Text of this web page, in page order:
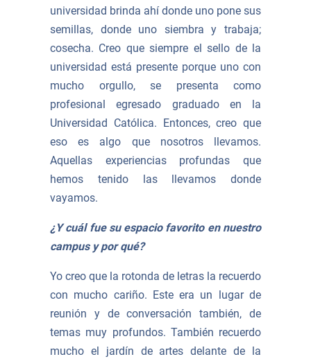
universidad brinda ahí donde uno pone sus
semillas, donde uno siembra y trabaja;
cosecha. Creo que siempre el sello de la
universidad está presente porque uno con
mucho orgullo, se presenta como
profesional egresado graduado en la
Universidad Católica. Entonces, creo que
eso es algo que nosotros llevamos.
Aquellas experiencias profundas que
hemos tenido las llevamos donde
vayamos.
¿Y cuál fue su espacio favorito en nuestro
campus y por qué?
Yo creo que la rotonda de letras la recuerdo
con mucho cariño. Este era un lugar de
reunión y de conversación también, de
temas muy profundos. También recuerdo
mucho el jardín de artes delante de la